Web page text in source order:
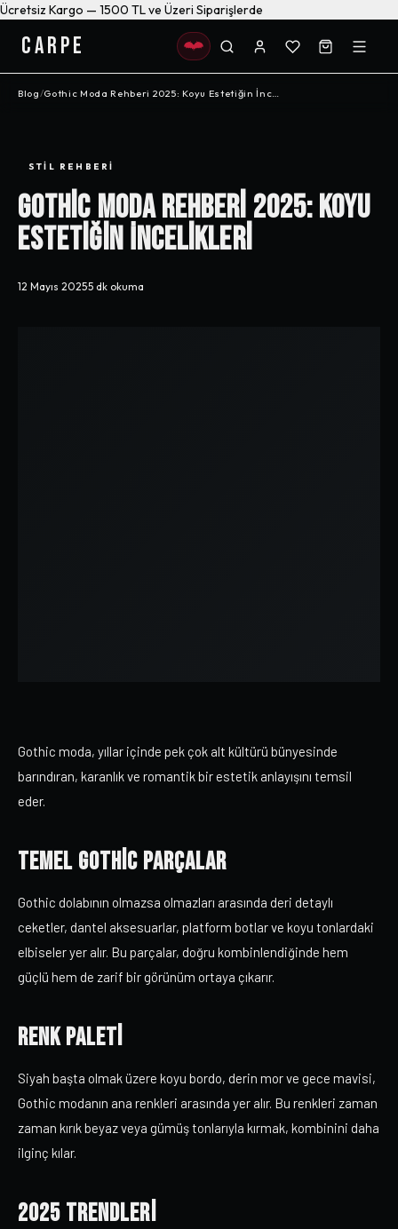
Ücretsiz Kargo — 1500 TL ve Üzeri Siparişlerde
CARPE
Blog/
STIL REHBERI
Gothic Moda Rehberi 2025: Koyu
Estetiğin İncelikleri
12 Mayıs 2025·5 dk okuma
Gothic moda, yıllar içinde pek çok alt kültürü bünyesinde
barındıran, karanlık ve romantik bir estetik anlayışını temsil
eder.
Temel Gothic Parçalar
Gothic dolabının olmazsa olmazları arasında deri detaylı
ceketler, dantel aksesuarlar, platform botlar ve koyu tonlardaki
elbiseler yer alır. Bu parçalar, doğru kombinlendiğinde hem
güçlü hem de zarif bir görünüm ortaya çıkarır.
Renk Paleti
Siyah başta olmak üzere koyu bordo, derin mor ve gece mavisi,
Gothic modanın ana renkleri arasında yer alır. Bu renkleri zaman
zaman kırık beyaz veya gümüş tonlarıyla kırmak, kombinini daha
ilginç kılar.
2025 Trendleri